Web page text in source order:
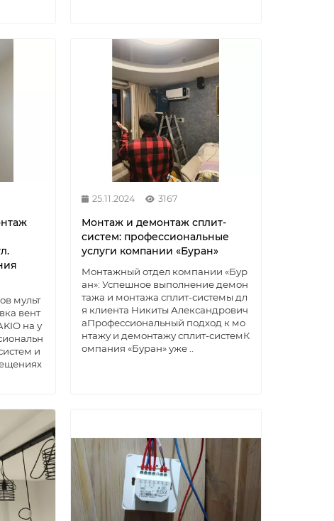
мульт
вент
на у
и
25.11.2024 3167
Монтаж и демонтаж сплит-
систем: профессиональные
услуги компании «Буран»
Монтажный отдел компании «Бур
ан»: Успешное выполнение демон
тажа и монтажа сплит-системы дл
я клиента Никиты Александрович
аПрофессиональный подход к мо
нтажу и демонтажу сплит-системК
омпания «Буран» уже ..